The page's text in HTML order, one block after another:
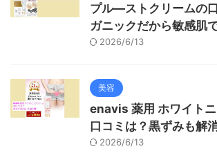
プル―ストクリームの
ガニックだから敏感肌
2026/6/13
美容
enavis 薬用 ホワイト
口コミは？黒ずみも解
2026/6/13